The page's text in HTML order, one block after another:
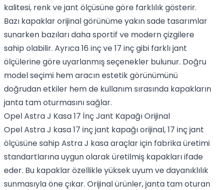
kalitesi, renk ve jant ölçüsüne göre farklılık gösterir.
Bazı kapaklar orijinal görünüme yakın sade tasarımlar
sunarken bazıları daha sportif ve modern çizgilere
sahip olabilir. Ayrıca 16 inç ve 17 inç gibi farklı jant
ölçülerine göre uyarlanmış seçenekler bulunur. Doğru
model seçimi hem aracın estetik görünümünü
doğrudan etkiler hem de kullanım sırasında kapakların
janta tam oturmasını sağlar.
Opel Astra J Kasa 17 İnç Jant Kapağı Orijinal
Opel Astra J kasa 17 inç jant kapağı orijinal, 17 inç jant
ölçüsüne sahip Astra J kasa araçlar için fabrika üretimi
standartlarına uygun olarak üretilmiş kapakları ifade
eder. Bu kapaklar özellikle yüksek uyum ve dayanıklılık
sunmasıyla öne çıkar. Orijinal ürünler, janta tam oturan